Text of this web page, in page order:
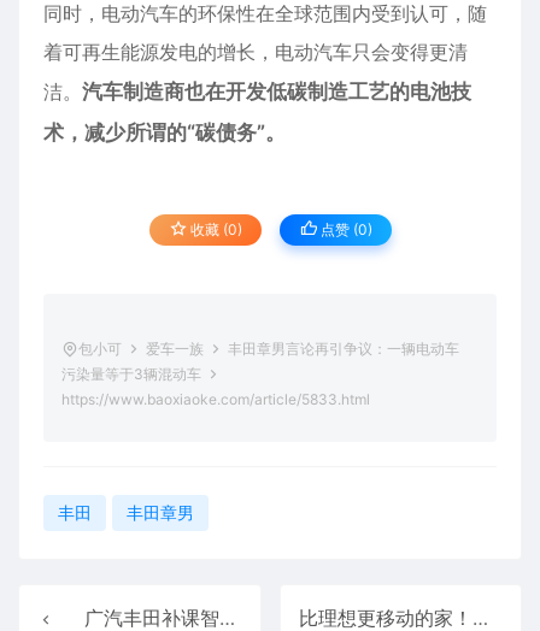
同时，电动汽车的环保性在全球范围内受到认可，随
着可再生能源发电的增长，电动汽车只会变得更清
洁。 汽车制造商也在开发低碳制造工艺的电池技
术，减少所谓的“碳债务”。
收藏 (0) 点赞 (0)
包小可 爱车一族
丰田章男言论再引争议：一辆电动车
污染量等于3辆混动车
https://www.baoxiaoke.com/article/5833.html
丰田 丰田章男
广汽丰田补课智能化 起点是华为和Momenta 比理想更移动的家！零跑C16五座版一个功能被车评人集体吹爆